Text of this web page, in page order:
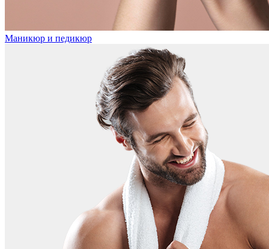
Маникюр и педикюр